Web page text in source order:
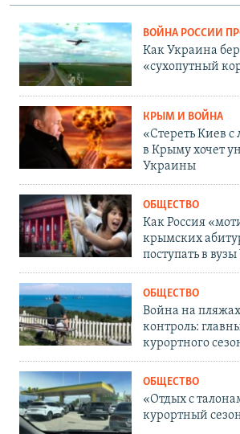
ВОЙНА РОССИИ
Как Украина
«сухопутный
КРЫМ И ВОЙНА
«Стереть Киев с
в Крыму хочет
Украины
ОБЩЕСТВО
Как Россия
крымских
поступать в
ОБЩЕСТВО
Война на
контроль:
курортного
ОБЩЕСТВО
«Отдых с
курортный